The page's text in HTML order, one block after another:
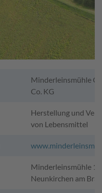
Minderleinsmühle
Co. KG
Herstellung und
von Lebensmittel
Minderleinsmühle 1,
Neunkirchen am